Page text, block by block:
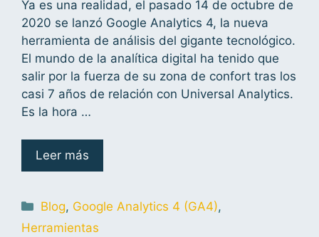
Ya es una realidad, el pasado 14 de octubre de
2020 se lanzó Google Analytics 4, la nueva
herramienta de análisis del gigante tecnológico.
El mundo de la analítica digital ha tenido que
salir por la fuerza de su zona de confort tras los
casi 7 años de relación con Universal Analytics.
Es la hora …
Leer más
Blog, Google Analytics 4 (GA4),
Herramientas